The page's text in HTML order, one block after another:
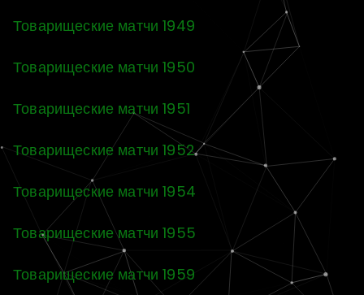
Товарищеские матчи 1949
Товарищеские матчи 1950
Товарищеские матчи 1951
Товарищеские матчи 1952
Товарищеские матчи 1954
Товарищеские матчи 1955
Товарищеские матчи 1959